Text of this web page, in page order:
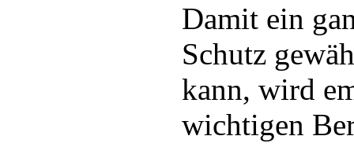
Damit ein
Schutz
kann, wird
wichtigen